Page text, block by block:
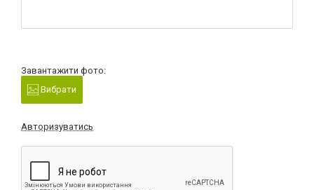
Завантажити фото:
Вибрати
Авторизуватись